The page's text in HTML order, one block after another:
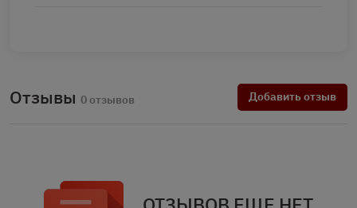
Отзывы 0 отзывов Добавить отзыв